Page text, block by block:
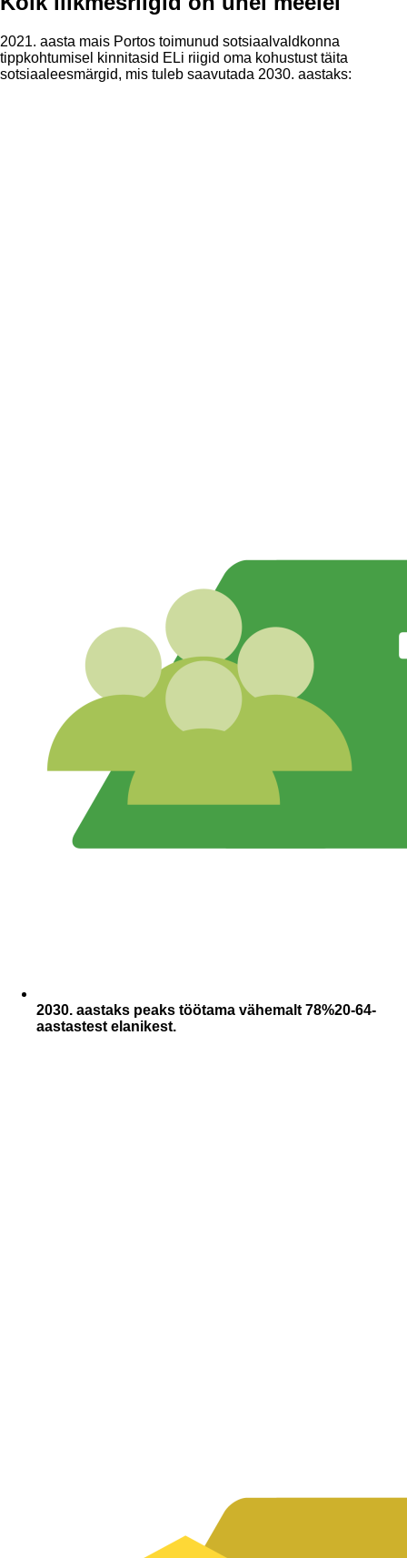
2021. aasta mais Portos toimunud sotsiaalvaldkonna
tippkohtumisel kinnitasid ELi riigid oma kohustust täita
sotsiaaleesmärgid, mis tuleb saavutada 2030. aastaks:
2030. aastaks peaks töötama vähemalt 78%20-64-
aastastest elanikest.